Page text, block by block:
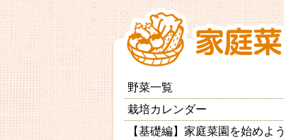
野菜一覧
栽培カレンダー
【基礎編】家庭菜園を始めよう